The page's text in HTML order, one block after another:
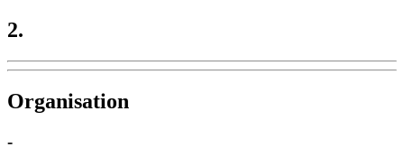
2.
Organisation
-